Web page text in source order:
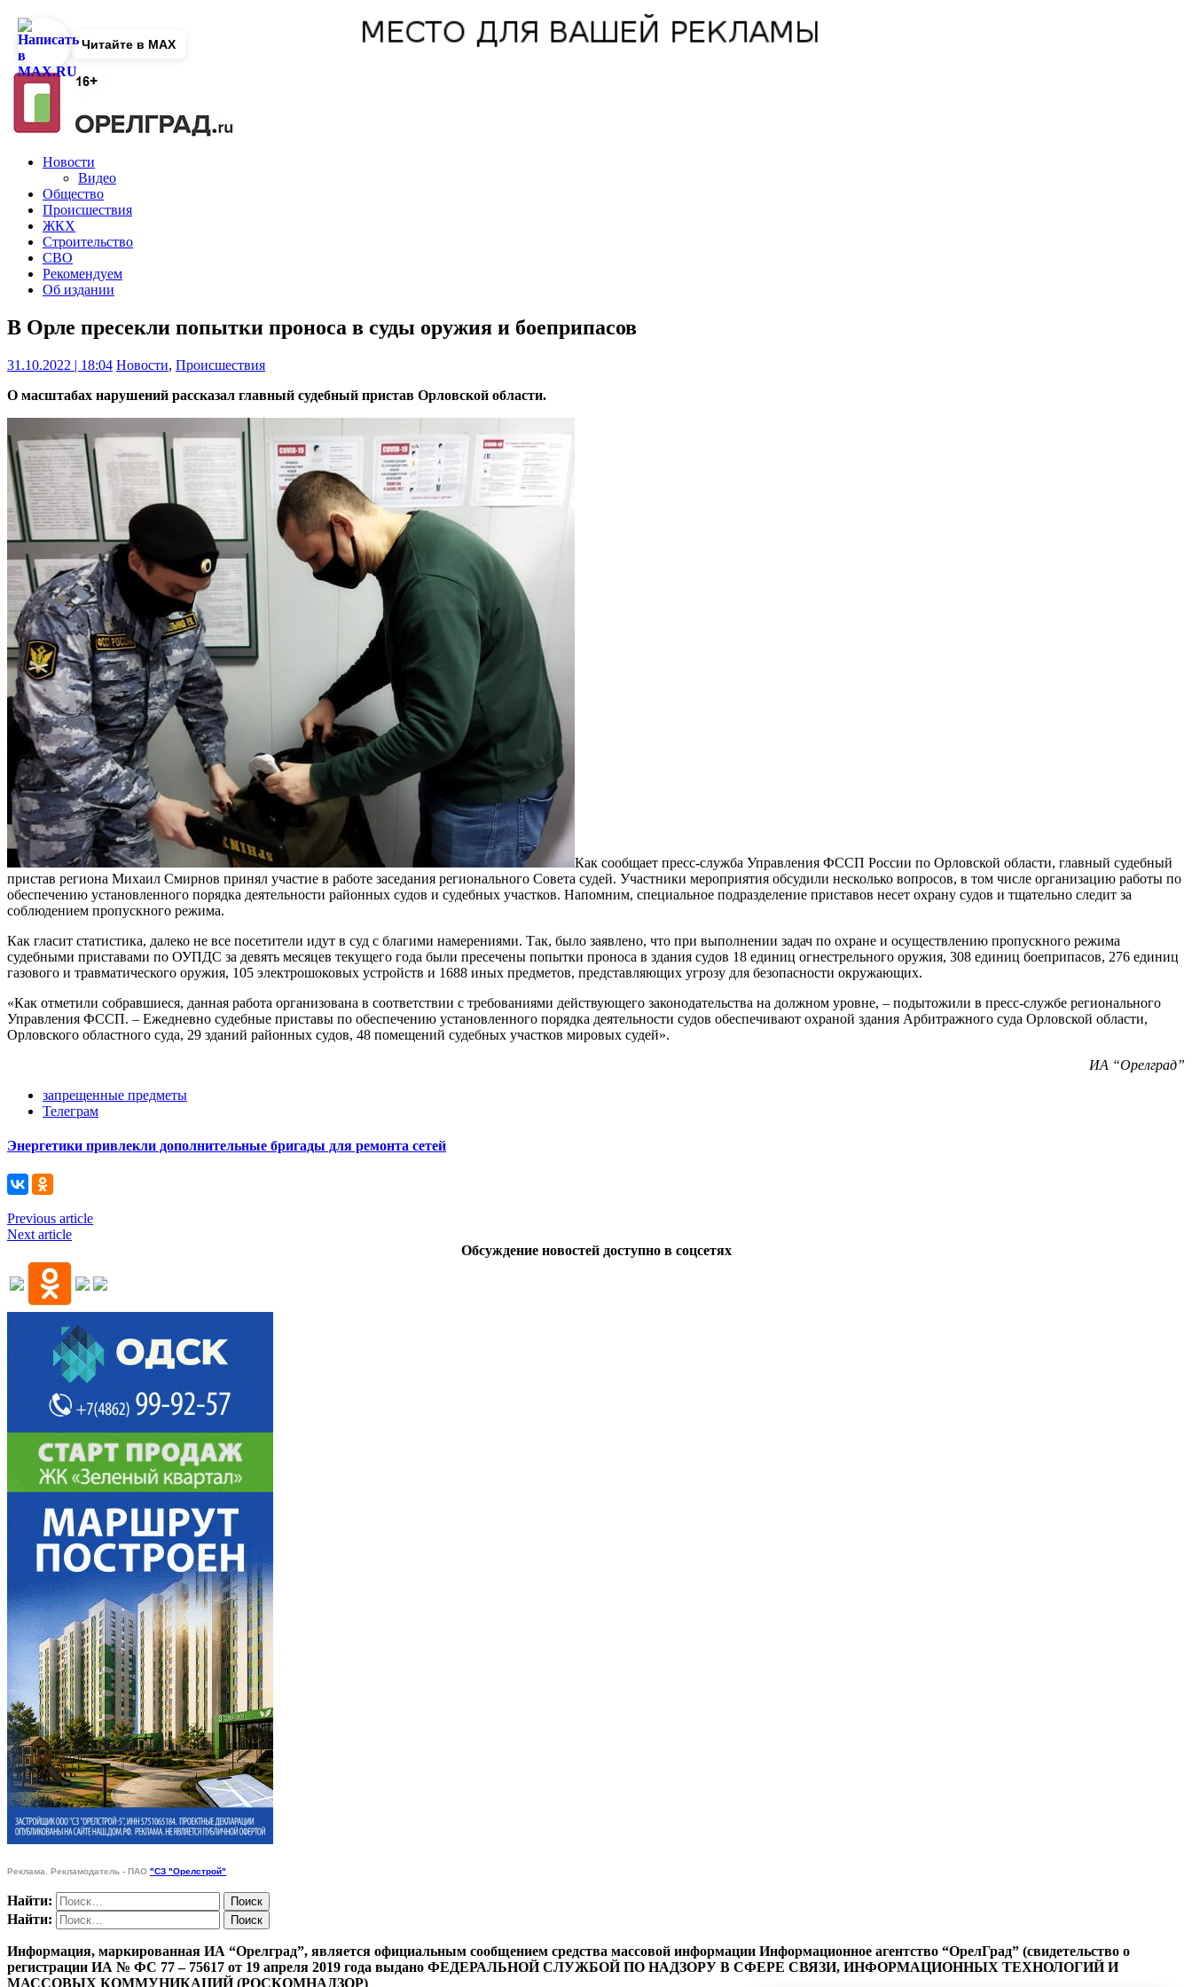
Новости
Видео
Общество
Происшествия
ЖКХ
Строительство
СВО
Рекомендуем
Об издании
В Орле пресекли попытки проноса в суды оружия и боеприпасов
31.10.2022 | 18:04 Новости, Происшествия
О масштабах нарушений рассказал главный судебный пристав Орловской области.
Как сообщает пресс-служба Управления ФССП России по Орловской области, главный судебный
пристав региона Михаил Смирнов принял участие в работе заседания регионального Совета судей. Участники мероприятия обсудили несколько вопросов, в том числе организацию работы по
обеспечению установленного порядка деятельности районных судов и судебных участков. Напомним, специальное подразделение приставов несет охрану судов и тщательно следит за
соблюдением пропускного режима.
Как гласит статистика, далеко не все посетители идут в суд с благими намерениями. Так, было заявлено, что при выполнении задач по охране и осуществлению пропускного режима
судебными приставами по ОУПДС за девять месяцев текущего года были пресечены попытки проноса в здания судов 18 единиц огнестрельного оружия, 308 единиц боеприпасов, 276 единиц
газового и травматического оружия, 105 электрошоковых устройств и 1688 иных предметов, представляющих угрозу для безопасности окружающих.
«Как отметили собравшиеся, данная работа организована в соответствии с требованиями действующего законодательства на должном уровне, – подытожили в пресс-службе регионального
Управления ФССП. – Ежедневно судебные приставы по обеспечению установленного порядка деятельности судов обеспечивают охраной здания Арбитражного суда Орловской области,
Орловского областного суда, 29 зданий районных судов, 48 помещений судебных участков мировых судей».
ИА “Орелград”
запрещенные предметы
Телеграм
Энергетики привлекли дополнительные бригады для ремонта сетей
Previous article
Next article
Обсуждение новостей доступно в соцсетях
Реклама. Рекламодатель - ПАО "СЗ "Орелстрой"
Найти:
Найти:
Информация, маркированная ИА “Орелград”, является официальным сообщением средства массовой информации Информационное агентство “ОрелГрад” (свидетельство о
регистрации ИА № ФС 77 – 75617 от 19 апреля 2019 года выдано ФЕДЕРАЛЬНОЙ СЛУЖБОЙ ПО НАДЗОРУ В СФЕРЕ СВЯЗИ, ИНФОРМАЦИОННЫХ ТЕХНОЛОГИЙ И
МАССОВЫХ КОММУНИКАЦИЙ (РОСКОМНАДЗОР)
Читайте в MAX